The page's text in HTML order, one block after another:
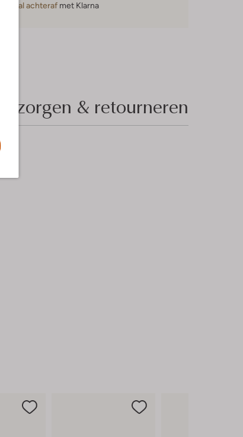
Betaal achteraf met Klarna
Bezorgen & retourneren